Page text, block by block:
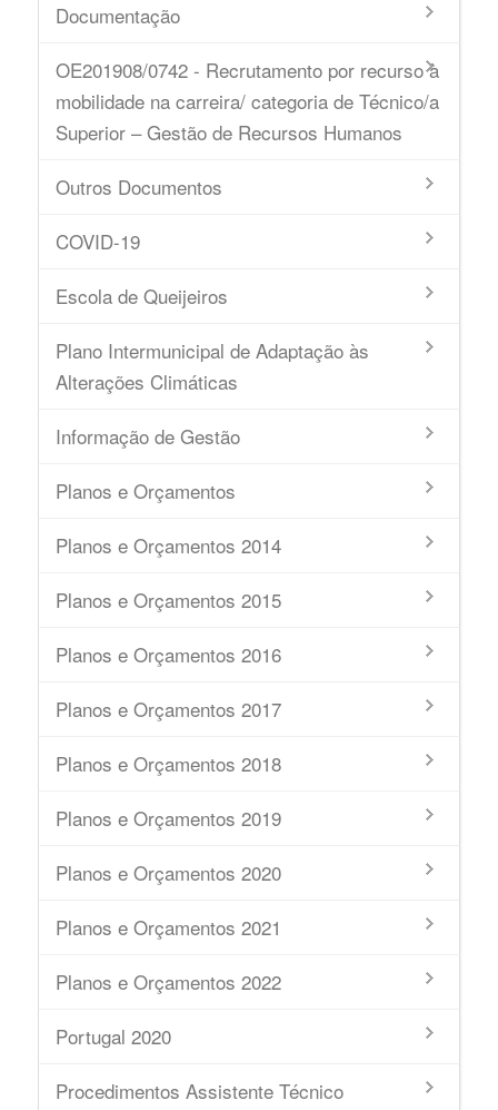
Documentação
OE201908/0742 - Recrutamento por recurso à
mobilidade na carreira/ categoria de Técnico/a
Superior – Gestão de Recursos Humanos
Outros Documentos
COVID-19
Escola de Queijeiros
Plano Intermunicipal de Adaptação às
Alterações Climáticas
Informação de Gestão
Planos e Orçamentos
Planos e Orçamentos 2014
Planos e Orçamentos 2015
Planos e Orçamentos 2016
Planos e Orçamentos 2017
Planos e Orçamentos 2018
Planos e Orçamentos 2019
Planos e Orçamentos 2020
Planos e Orçamentos 2021
Planos e Orçamentos 2022
Portugal 2020
Procedimentos Assistente Técnico